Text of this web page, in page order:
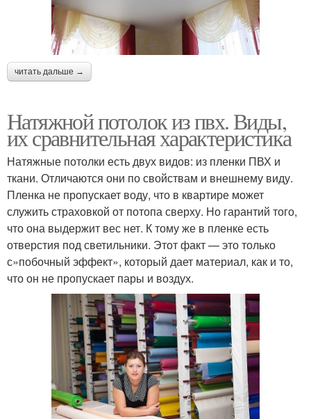
читать дальше →
Натяжной потолок из пвх. Виды,
их сравнительная характеристика
Натяжные потолки есть двух видов: из пленки ПВХ и
ткани. Отличаются они по свойствам и внешнему виду.
Пленка не пропускает воду, что в квартире может
служить страховкой от потопа сверху. Но гарантий того,
что она выдержит вес нет. К тому же в пленке есть
отверстия под светильники. Этот факт — это только
с»побочный эффект», который дает материал, как и то,
что он не пропускает пары и воздух.